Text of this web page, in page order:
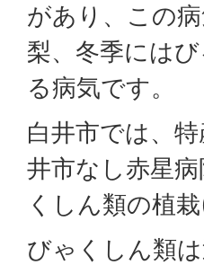
があり、この
梨、冬季には
る病気です。
白井市では、
井市なし赤星
くしん類の植
びゃくしん類